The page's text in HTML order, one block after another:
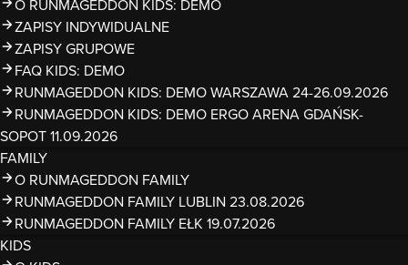
O RUNMAGEDDON KIDS: DEMO
ZAPISY INDYWIDUALNE
ZAPISY GRUPOWE
FAQ KIDS: DEMO
RUNMAGEDDON KIDS: DEMO WARSZAWA 24-26.09.2026
RUNMAGEDDON KIDS: DEMO ERGO ARENA GDAŃSK-
SOPOT 11.09.2026
FAMILY
O RUNMAGEDDON FAMILY
RUNMAGEDDON FAMILY LUBLIN 23.08.2026
RUNMAGEDDON FAMILY EŁK 19.07.2026
KIDS